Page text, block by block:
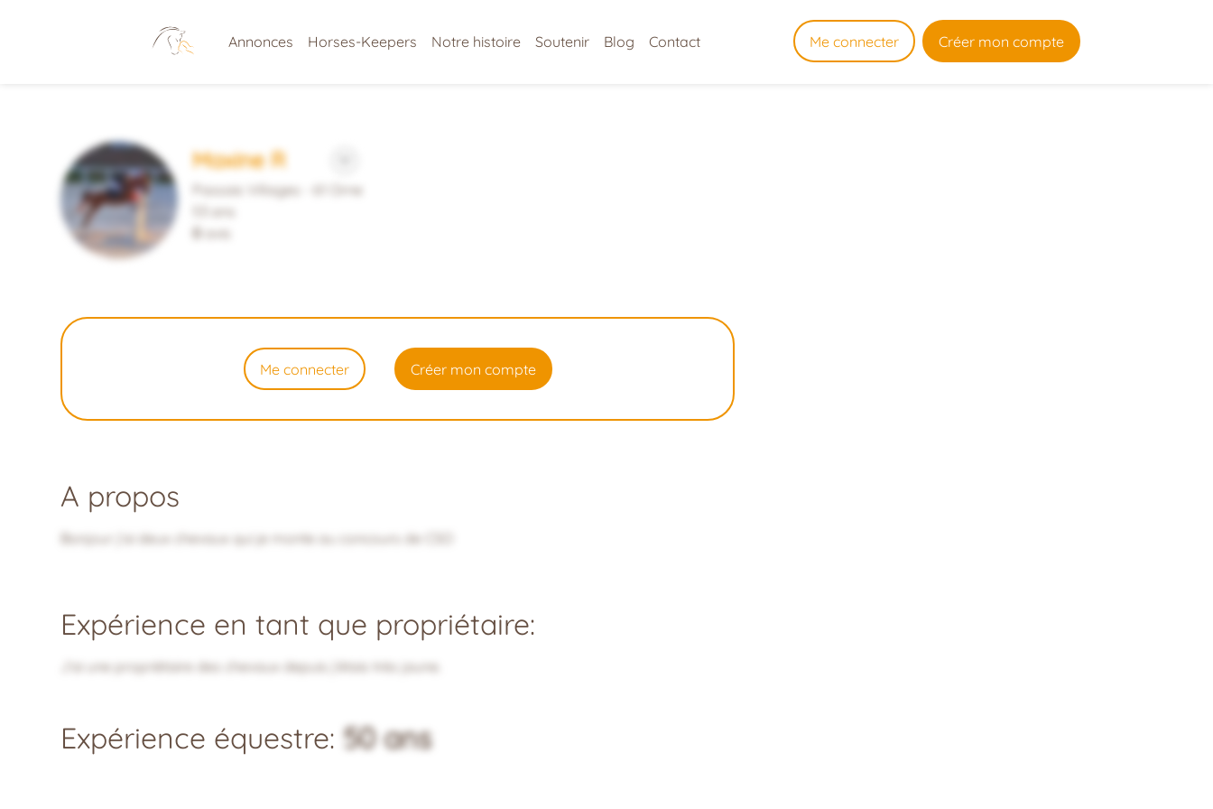
Annonces Horses-Keepers Notre histoire Soutenir Blog Contact Me connecter Créer mon compte
Maxine R
Passais Villages - 61 Orne
53 ans
0 avis
Me connecter Créer mon compte
A propos
Bonjour j’ai deux chevaux qui je monte au concours de CSO
Expérience en tant que propriétaire:
J’ai une propriétaire des chevaux depuis j’étais très jaune.
Expérience équestre:50 ans